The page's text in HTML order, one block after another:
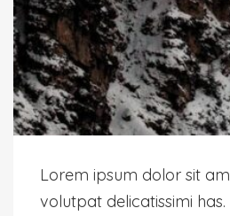
Lorem ipsum dolor sit
volutpat delicatissimi